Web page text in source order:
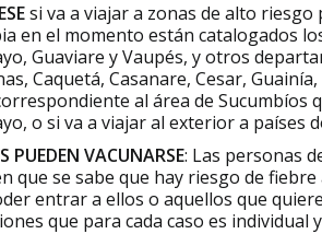
si va a viajar a zonas de alto
en el momento están catalogados
Guaviare y Vaupés, y otros
Caquetá, Casanare, Cesar,
al área de
o si va a viajar al exterior a países
PUEDEN VACUNARSE: Las personas
que se sabe que hay riesgo de
entrar a ellos o aquellos que
que para cada caso es individual